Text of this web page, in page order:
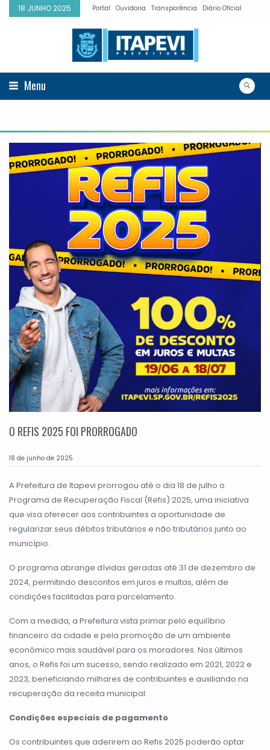
18 JUNHO 2025 Portal Ouvidoria Transparência Diário Oficial
Menu
O REFIS 2025 FOI PRORROGADO
18 de junho de 2025
A Prefeitura de Itapevi prorrogou até o dia 18 de julho o
Programa de Recuperação Fiscal (Refis) 2025, uma iniciativa
que visa oferecer aos contribuintes a oportunidade de
regularizar seus débitos tributários e não tributários junto ao
município.
O programa abrange dívidas geradas até 31 de dezembro de
2024, permitindo descontos em juros e multas, além de
condições facilitadas para parcelamento.
Com a medida, a Prefeitura vista primar pelo equilíbrio
financeiro da cidade e pela promoção de um ambiente
econômico mais saudável para os moradores. Nos últimos
anos, o Refis foi um sucesso, sendo realizado em 2021, 2022 e
2023, beneficiando milhares de contribuintes e auxiliando na
recuperação da receita municipal.
Condições especiais de pagamento
Os contribuintes que aderirem ao Refis 2025 poderão optar